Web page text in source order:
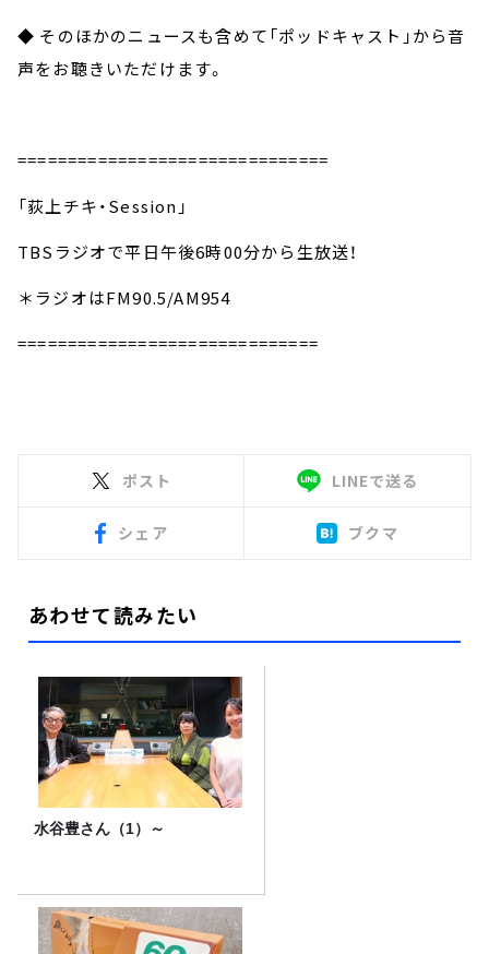
◆ そのほかのニュースも含めて「ポッドキャスト」から音
声をお聴きいただけます。
===============================
「荻上チキ・Session」
TBSラジオで平日午後6時00分から生放送！
＊ラジオはFM90.5/AM954
==============================
ポスト LINEで送る
シェア ブクマ
あわせて読みたい
水谷豊さん（1）～